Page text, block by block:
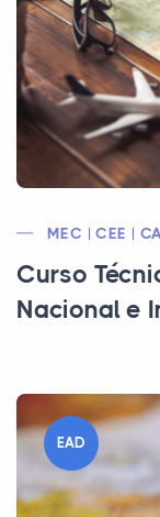
MEC | CEE |
Curso
Nacional e
EAD